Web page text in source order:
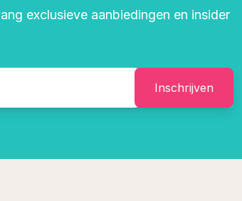
exclusieve aanbiedingen en insider
Inschrijven